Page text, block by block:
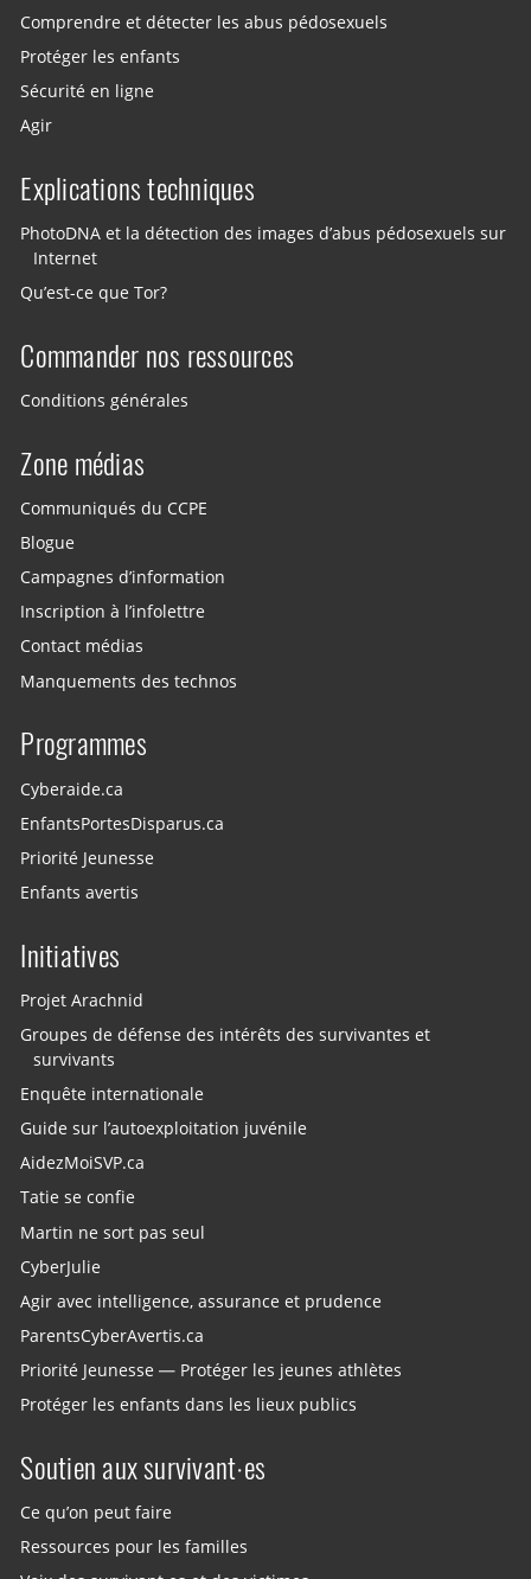
Comprendre et détecter les abus pédosexuels
Protéger les enfants
Sécurité en ligne
Agir
Explications techniques
PhotoDNA et la détection des images d’abus pédosexuels sur
Internet
Qu’est-ce que Tor?
Commander nos ressources
Conditions générales
Zone médias
Communiqués du CCPE
Blogue
Campagnes d’information
Inscription à l’infolettre
Contact médias
Manquements des technos
Programmes
Cyberaide.ca
EnfantsPortesDisparus.ca
Priorité Jeunesse
Enfants avertis
Initiatives
Projet Arachnid
Groupes de défense des intérêts des survivantes et
survivants
Enquête internationale
Guide sur l’autoexploitation juvénile
AidezMoiSVP.ca
Tatie se confie
Martin ne sort pas seul
CyberJulie
Agir avec intelligence, assurance et prudence
ParentsCyberAvertis.ca
Priorité Jeunesse — Protéger les jeunes athlètes
Protéger les enfants dans les lieux publics
Soutien aux survivant·es
Ce qu’on peut faire
Ressources pour les familles